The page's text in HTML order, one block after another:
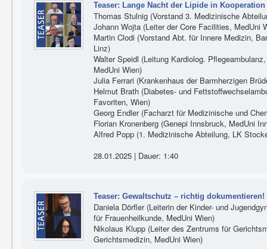
Teaser: Lange Nacht der Lipide in
Thomas Stulnig (Vorstand 3. Medizinische
Johann Wojta (Leiter der Core Facilities, MedUni
Martin Clodi (Vorstand Abt. für Innere Medizin,
Linz)
Walter Speidl (Leitung Kardiolog.
MedUni Wien)
Julia Ferrari (Krankenhaus der Barmherzigen
Helmut Brath (Diabetes- und
Favoriten, Wien)
Georg Endler (Facharzt für Medizinische und
Florian Kronenberg (Genepi Innsbruck, MedUni
Alfred Popp (1. Medizinische Abteilung, LK
28.01.2025 | Dauer: 1:40
Teaser: Gewaltschutz – richtig dokumentieren!
Daniela Dörfler (Leiterin der Kinder- und
für Frauenheilkunde, MedUni Wien)
Nikolaus Klupp (Leiter des Zentrums für
Gerichtsmedizin, MedUni Wien)